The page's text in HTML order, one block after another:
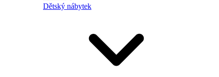
Dětský nábytek